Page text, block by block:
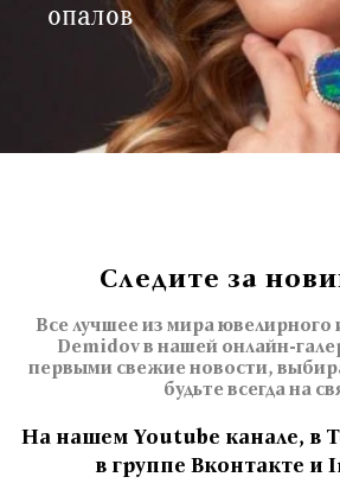
опалов
Следите за
Все лучшее из мира ювелирного
Demidov в нашей онлайн-
первыми свежие новости,
будьте всегда на
На нашем Youtube канале, в
в группе Вконтакте и